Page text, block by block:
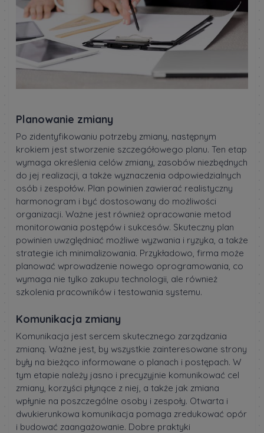
Planowanie zmiany
Po zidentyfikowaniu potrzeby zmiany, następnym
krokiem jest stworzenie szczegółowego planu. Ten etap
wymaga określenia celów zmiany, zasobów niezbędnych
do jej realizacji, a także wyznaczenia odpowiedzialnych
osób i zespołów. Plan powinien zawierać realistyczny
harmonogram i być dostosowany do możliwości
organizacji. Ważne jest również opracowanie metod
monitorowania postępów i sukcesów. Skuteczny plan
powinien uwzględniać możliwe wyzwania i ryzyka, a także
strategie ich minimalizowania. Przykładowo, firma może
planować wprowadzenie nowego oprogramowania, co
wymaga nie tylko zakupu technologii, ale również
szkolenia pracowników i testowania systemu.
Komunikacja zmiany
Komunikacja jest sercem skutecznego zarządzania
zmianą. Ważne jest, by wszystkie zainteresowane strony
były na bieżąco informowane o planach i postępach. W
tym etapie należy jasno i precyzyjnie komunikować cel
zmiany, korzyści płynące z niej, a także jak zmiana
wpłynie na poszczególne osoby i zespoły. Otwarta i
dwukierunkowa komunikacja pomaga zredukować opór
i budować zaangażowanie. Dobre praktyki